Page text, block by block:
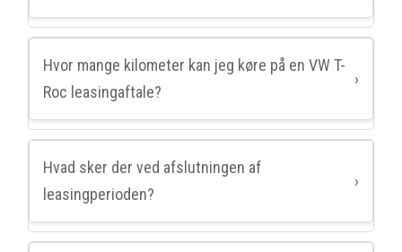
Hvor mange kilometer kan jeg køre på en VW T-
Roc leasingaftale?
›
Hvad sker der ved afslutningen af
leasingperioden?
›